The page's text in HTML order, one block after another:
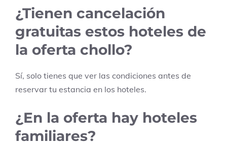
¿Tienen cancelación
gratuitas estos hoteles de
la oferta chollo?
Sí, solo tienes que ver las condiciones antes de
reservar tu estancia en los hoteles.
¿En la oferta hay hoteles
familiares?